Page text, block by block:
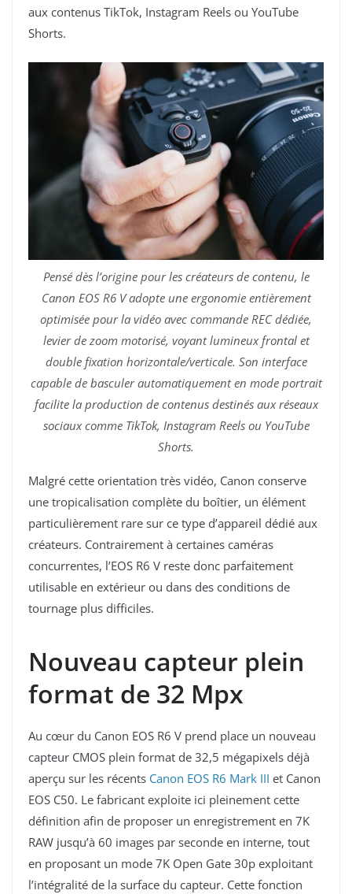
aux contenus TikTok, Instagram Reels ou YouTube
Shorts.
Pensé dès l’origine pour les créateurs de contenu, le
Canon EOS R6 V adopte une ergonomie entièrement
optimisée pour la vidéo avec commande REC dédiée,
levier de zoom motorisé, voyant lumineux frontal et
double fixation horizontale/verticale. Son interface
capable de basculer automatiquement en mode portrait
facilite la production de contenus destinés aux réseaux
sociaux comme TikTok, Instagram Reels ou YouTube
Shorts.
Malgré cette orientation très vidéo, Canon conserve
une tropicalisation complète du boîtier, un élément
particulièrement rare sur ce type d’appareil dédié aux
créateurs. Contrairement à certaines caméras
concurrentes, l’EOS R6 V reste donc parfaitement
utilisable en extérieur ou dans des conditions de
tournage plus difficiles.
Nouveau capteur plein
format de 32 Mpx
Au cœur du Canon EOS R6 V prend place un nouveau
capteur CMOS plein format de 32,5 mégapixels déjà
aperçu sur les récents Canon EOS R6 Mark III et Canon
EOS C50. Le fabricant exploite ici pleinement cette
définition afin de proposer un enregistrement en 7K
RAW jusqu’à 60 images par seconde en interne, tout
en proposant un mode 7K Open Gate 30p exploitant
l’intégralité de la surface du capteur. Cette fonction